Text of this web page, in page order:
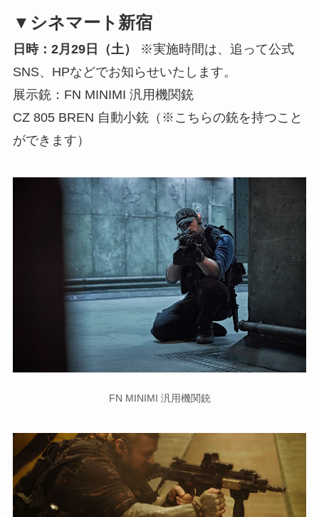
▼シネマート新宿
日時：2月29日（土）
※実施時間は、追って公式
SNS、HPなどでお知らせいたします。
展示銃：FN MINIMI 汎用機関銃
CZ 805 BREN 自動小銃（※こちらの銃を持つこと
ができます）
FN MINIMI 汎用機関銃